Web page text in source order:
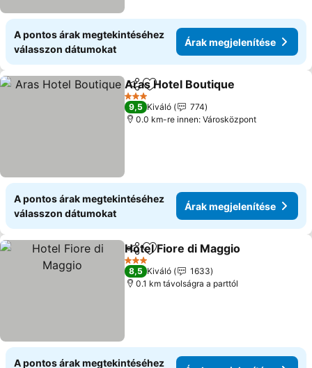
A pontos árak megtekintéséhez
válasszon dátumokat
Árak megjelenítése
Megosztás
Hozzáadás a kedvencekhez
Aras Hotel Boutique
3 Kategória
9,5 Kiváló
774
0.0 km-re innen: Városközpont
A pontos árak megtekintéséhez
válasszon dátumokat
Árak megjelenítése
Megosztás
Hozzáadás a kedvencekhez
Hotel Fiore di Maggio
3 Kategória
8,5 Kiváló
1633
0.1 km távolságra a parttól
A pontos árak megtekintéséhez